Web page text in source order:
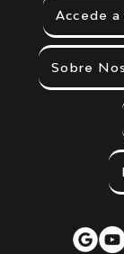
Accede
Sobre